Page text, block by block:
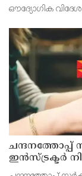
ഔദ്യോഗിക
സിംഗ്, ഡോ. വി.
ചന്ദനത്തോപ്പ്
ഇന്‍സ്ട്രക്ടര്‍